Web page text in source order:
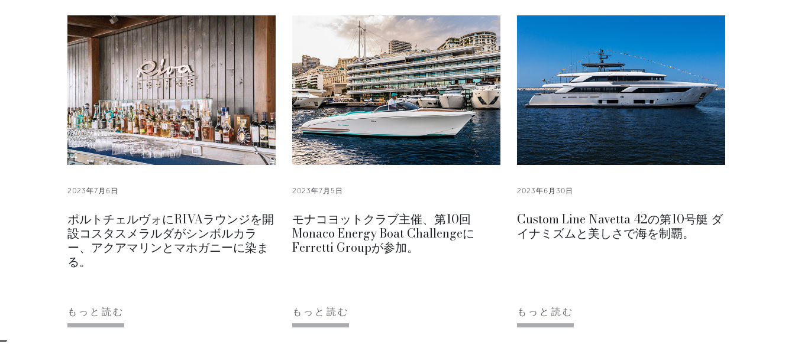
2023年7月6日
ポルトチェルヴォにRIVAラウンジを開
設コスタスメラルダがシンボルカラ
ー、アクアマリンとマホガニーに染ま
る。
もっと読む
2023年7月5日
モナコヨットクラブ主催、第10回
Monaco Energy Boat Challengeに
Ferretti Groupが参加。
もっと読む
2023年6月30日
Custom Line Navetta 42の第10号艇 ダ
イナミズムと美しさで海を制覇。
もっと読む